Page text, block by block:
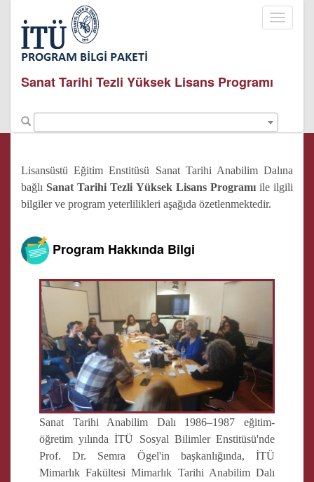
Toggle
Sanat Tarihi Tezli Yüksek Lisans Programı
Lisansüstü Eğitim Enstitüsü Sanat Tarihi Anabilim Dalına
bağlıSanat Tarihi Tezli Yüksek Lisans Programıile ilgili
bilgiler ve program yeterlilikleri aşağıda özetlenmektedir.
Program Hakkında Bilgi
Sanat Tarihi Anabilim Dalı 1986–1987 eğitim-
öğretim yılında İTÜ Sosyal Bilimler Enstitüsü'nde
Prof. Dr. Semra Ögel'in başkanlığında, İTÜ
Mimarlık Fakültesi Mimarlık Tarihi Anabilim Dalı